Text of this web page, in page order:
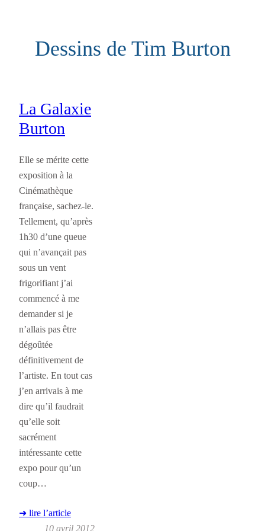
Dessins de Tim Burton
La Galaxie
Burton
Elle se mérite cette
exposition à la
Cinémathèque
française, sachez-le.
Tellement, qu’après
1h30 d’une queue
qui n’avançait pas
sous un vent
frigorifiant j’ai
commencé à me
demander si je
n’allais pas être
dégoûtée
définitivement de
l’artiste. En tout cas
j’en arrivais à me
dire qu’il faudrait
qu’elle soit
sacrément
intéressante cette
expo pour qu’un
coup…
➜ lire l’article
10 avril 2012